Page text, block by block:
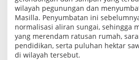
a
m
a
t
a
n
wilayah pegunungan dan
Masilla. Penyumbatan ini
normalisasi aliran sungai, sehingga
yang merendam ratusan rumah,
pendidikan, serta puluhan hektar
di wilayah tersebut.